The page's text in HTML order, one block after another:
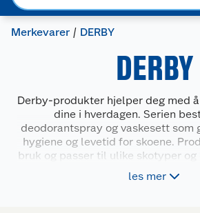
Merkevarer DERBY
DERBY
Derby-produkter hjelper deg med
dine i hverdagen. Serien
deodorantspray og vaskesett som
hygiene og levetid for skoene.
bruk og passer til ulike skotyper og
får du praktiske løsninger som gjør
skoene rene, tørre og mer
les mer